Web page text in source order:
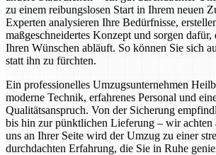
zu einem reibungslosen Start in Ihrem neuen
Experten analysieren Ihre Bedürfnisse,
maßgeschneidertes Konzept und sorgen dafür,
Ihren Wünschen abläuft. So können Sie sich
statt ihn zu fürchten.
Ein professionelles Umzugsunternehmen
moderne Technik, erfahrenes Personal und
Qualitätsanspruch. Von der Sicherung
bis hin zur pünktlichen Lieferung – wir
uns an Ihrer Seite wird der Umzug zu einer
durchdachten Erfahrung, die Sie in Ruhe